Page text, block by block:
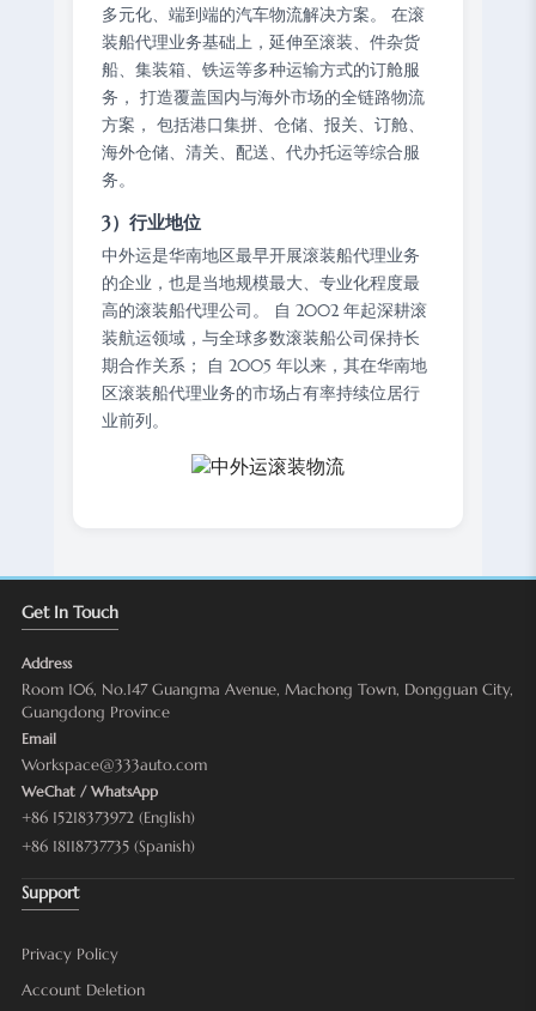
多元化、端到端的汽车物流解决方案。 在滚
装船代理业务基础上，延伸至滚装、件杂货
船、集装箱、铁运等多种运输方式的订舱服
务， 打造覆盖国内与海外市场的全链路物流
方案， 包括港口集拼、仓储、报关、订舱、
海外仓储、清关、配送、代办托运等综合服
务。
3）行业地位
中外运是华南地区最早开展滚装船代理业务
的企业，也是当地规模最大、专业化程度最
高的滚装船代理公司。 自 2002 年起深耕滚
装航运领域，与全球多数滚装船公司保持长
期合作关系； 自 2005 年以来，其在华南地
区滚装船代理业务的市场占有率持续位居行
业前列。
Get In Touch
Address
Room 106, No.147 Guangma Avenue, Machong Town, Dongguan City,
Guangdong Province
Email
Workspace@333auto.com
WeChat / WhatsApp
+86 15218373972 (English)
+86 18118737735 (Spanish)
Support
Privacy Policy
Account Deletion